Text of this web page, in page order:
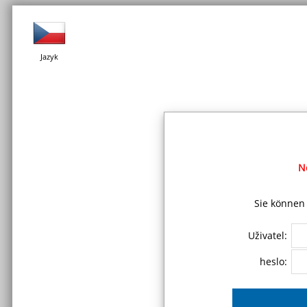
Jazyk
Sie
Uživatel:
heslo: